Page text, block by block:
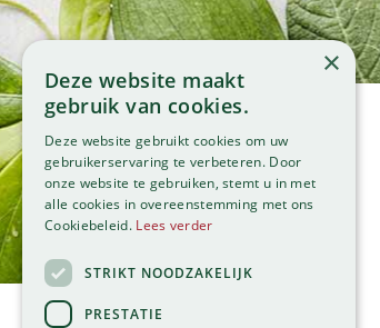
Maandag
09:00 - 18:00
Dinsdag
09:00 - 18:00
Woensdag
09:00 - 18:00
Vrijdag
09:00 - 18:00
Zondag
×
Deze website maakt
gebruik van cookies.
Deze website gebruikt cookies om uw
gebruikerservaring te verbeteren. Door
onze website te gebruiken, stemt u in met
alle cookies in overeenstemming met ons
Cookiebeleid. Lees verder
STRIKT NOODZAKELIJK
PRESTATIE